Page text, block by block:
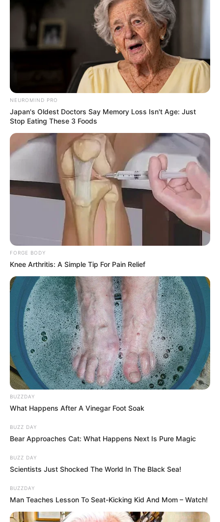
NEUROMIND PRO
Japan's Oldest Doctors Say Memory Loss Isn't Age: Just
Stop Eating These 3 Foods
FORGE BODY
Knee Arthritis: A Simple Tip For Pain Relief
BUZZDAY
What Happens After A Vinegar Foot Soak
BUZZ DAY
Bear Approaches Cat: What Happens Next Is Pure Magic
BUZZ DAY
Scientists Just Shocked The World In The Black Sea!
BUZZDAY
Man Teaches Lesson To Seat-Kicking Kid And Mom – Watch!